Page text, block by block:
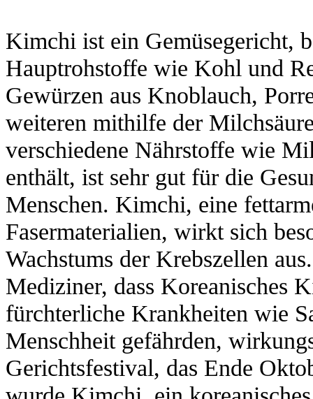
Kimchi ist ein Gemüsegericht,
Hauptrohstoffe wie Kohl und
Gewürzen aus Knoblauch,
weiteren mithilfe der
verschiedene Nährstoffe wie
enthält, ist sehr gut für die
Menschen. Kimchi, eine
Fasermaterialien, wirkt sich
Wachstums der Krebszellen
Mediziner, dass Koreanisches
fürchterliche Krankheiten wie
Menschheit gefährden,
Gerichtsfestival, das Ende